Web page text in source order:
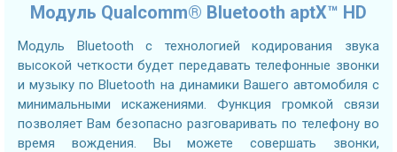
Модуль Qualcomm® Bluetooth aptX™ HD
Модуль Bluetooth с технологией кодирования звука
высокой четкости будет передавать телефонные звонки
и музыку по Bluetooth на динамики Вашего автомобиля с
минимальными искажениями. Функция громкой связи
позволяет Вам безопасно разговаривать по телефону во
время вождения. Вы можете совершать звонки,